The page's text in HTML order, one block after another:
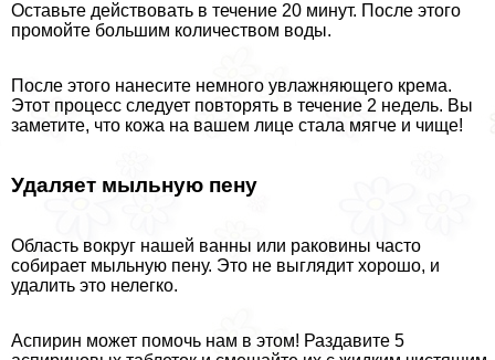
Оставьте действовать в течение 20 минут. После этого
промойте большим количеством воды.
После этого нанесите немного увлажняющего крема.
Этот процесс следует повторять в течение 2 недель. Вы
заметите, что кожа на вашем лице стала мягче и чище!
Удаляет мыльную пену
Область вокруг нашей ванны или paковины часто
собирает мыльную пену. Это не выглядит хорошо, и
удалить это нелегко.
Аспирин может помочь нам в этом! Раздавите 5